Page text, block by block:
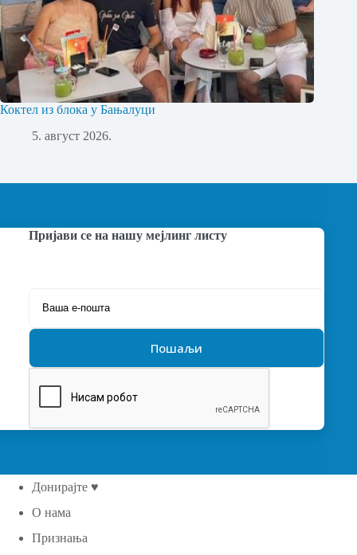
Коктел из блока у Бањалуци
5. август 2026.
Пријави се на нашу мејлинг листу
Донирајте ♥
О нама
Признања